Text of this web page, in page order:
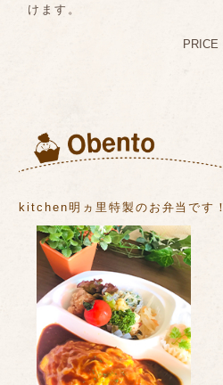
けます。
PRICE
kitchen明ヵ里特製のお弁当です！